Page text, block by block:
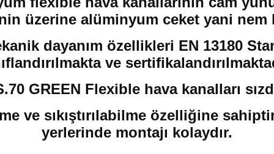
üzerine alüminyum ceket yani
dayanım özellikleri EN 13180
ve
GREEN Flexible hava kanalları
ve sıkıştırılabilme özelliğine
yerlerinde montajı kolaydır.